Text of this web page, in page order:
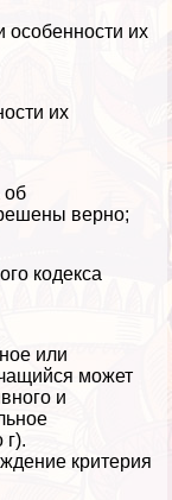
особенности их
их
об
верно;
кодекса
или
может
и
г).
критерия